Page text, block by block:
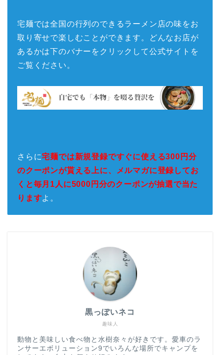
宅麺では全国の行列のできるラーメン店の味をお
取り寄せで楽しむことができます。どんなお店が
あるかは下のバナーをクリックして公式サイトを
ご覧ください。
さらに宅麺では新規登録ですぐに使える300円分
のクーポンが貰える上に、メルマガに登録してお
くと毎月1人に5000円分のクーポンが抽選で当た
りますよ。
趣味人
黒っぽいネコ
動物と美味しい食べ物と水樹奈々が好きです。愛車のラ
ンサーエボリューション9でいろんな場所でキャンプを